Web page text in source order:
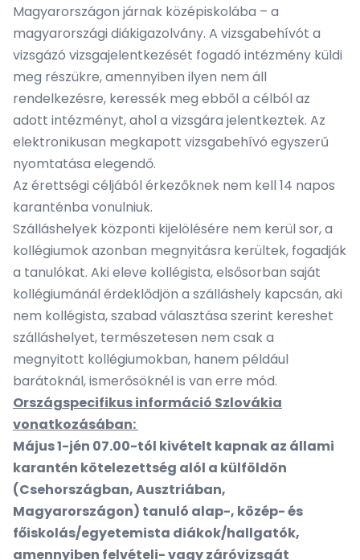
Magyarországon járnak középiskolába – a
magyarországi diákigazolvány. A vizsgabehívót a
vizsgázó vizsgajelentkezését fogadó intézmény küldi
meg részükre, amennyiben ilyen nem áll
rendelkezésre, keressék meg ebből a célból az
adott intézményt, ahol a vizsgára jelentkeztek. Az
elektronikusan megkapott vizsgabehívó egyszerű
nyomtatása elegendő.
Az érettségi céljából érkezőknek nem kell 14 napos
karanténba vonulniuk.
Szálláshelyek központi kijelölésére nem kerül sor, a
kollégiumok azonban megnyitásra kerültek, fogadják
a tanulókat. Aki eleve kollégista, elsősorban saját
kollégiumánál érdeklődjön a szálláshely kapcsán, aki
nem kollégista, szabad választása szerint kereshet
szálláshelyet, természetesen nem csak a
megnyitott kollégiumokban, hanem például
barátoknál, ismerősöknél is van erre mód.
Országspecifikus információ Szlovákia
vonatkozásában:
Május 1-jén 07.00-tól kivételt kapnak az állami
karantén kötelezettség alól a külföldön
(Csehországban, Ausztriában,
Magyarországon) tanuló alap-, közép- és
főiskolás/egyetemista diákok/hallgatók,
amennyiben felvételi- vagy záróvizsgát